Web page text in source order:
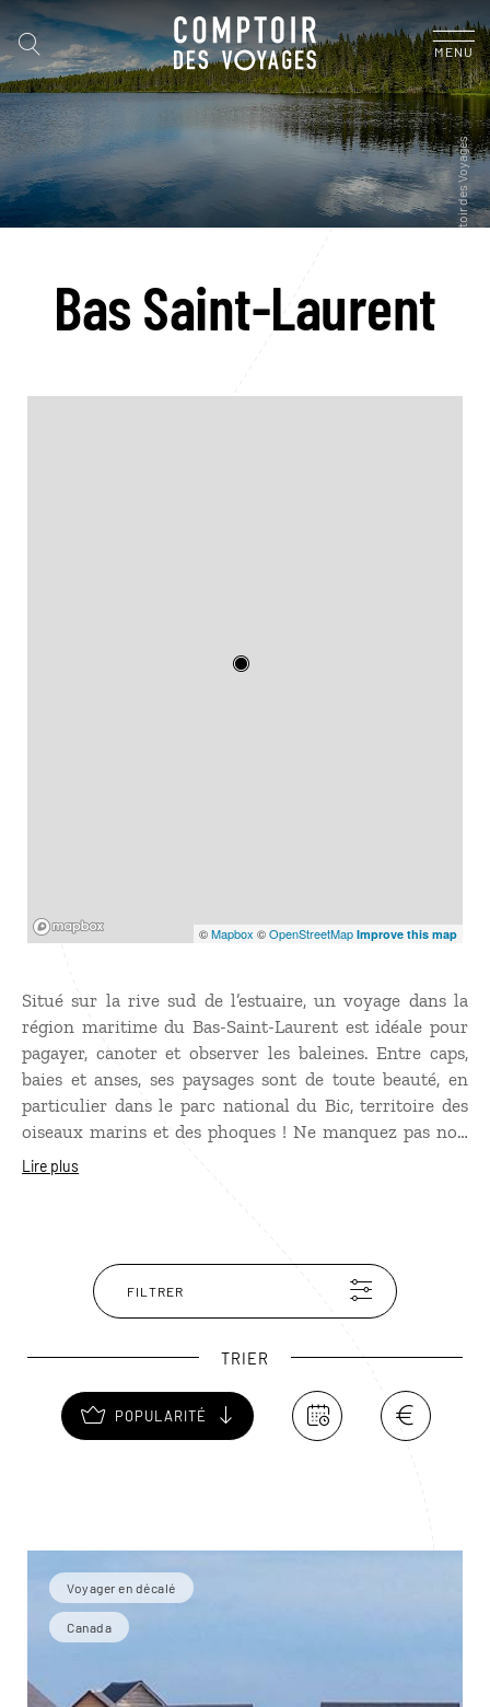
MENU
Bas Saint-Laurent
©Mapbox ©OpenStreetMap Improve this map
Situé sur la rive sud de l’estuaire, un voyage dans la
région maritime du Bas-Saint-Laurent est idéale pour
pagayer, canoter et observer les baleines. Entre caps,
baies et anses, ses paysages sont de toute beauté, en
particulier dans le parc national du Bic, territoire des
oiseaux marins et des phoques ! Ne manquez pas non
plus le parc de la Pointe, situé à l’embouchure de la
couverts et de charmants villages comme Cacouna,
Kamouraska, Notre-Dame-du-Portage ou encore Saint-
Lire plus
FILTRER
TRIER
POPULARITÉ
Voyager en décalé
Canada